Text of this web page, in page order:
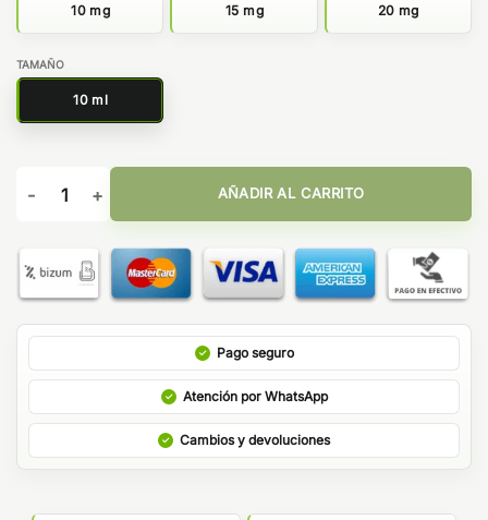
10 mg 15 mg 20 mg
TAMAÑO
10 ml
Biscotto Di Lusso 10ml - Nox Nic Salts cantidad
AÑADIR AL CARRITO
Pago seguro
Atención por WhatsApp
Cambios y devoluciones